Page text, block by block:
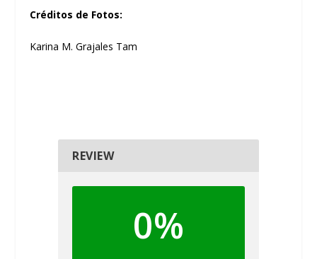
Créditos de Fotos:
Karina M. Grajales Tam
REVIEW
0%